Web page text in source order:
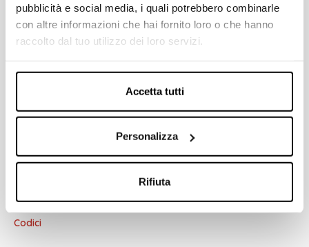
pubblicità e social media, i quali potrebbero combinarle
con altre informazioni che hai fornito loro o che hanno
raccolto dal tuo utilizzo dei loro servizi.
Accetta tutti
Personalizza
Rifiuta
Moduli e cassette da incasso
Codici